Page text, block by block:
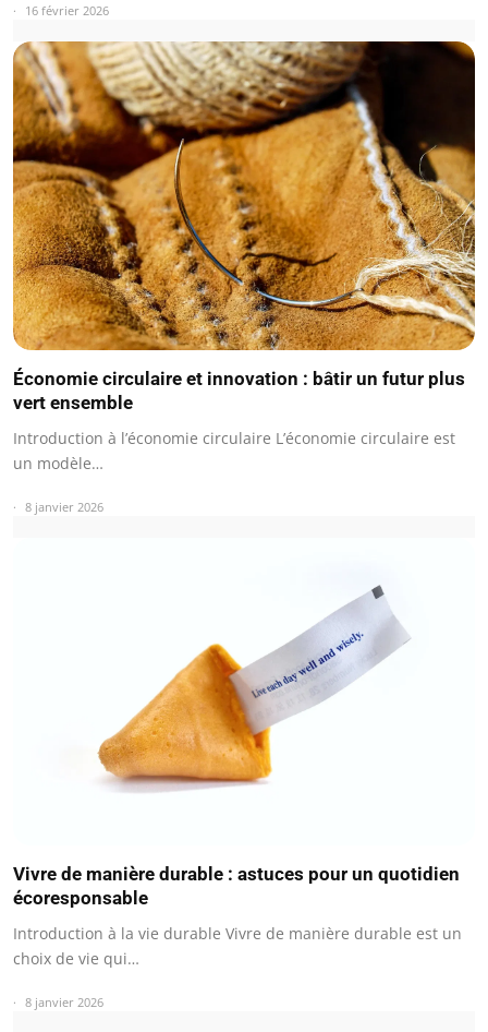
16 février 2026
Économie circulaire et innovation : bâtir un futur plus
vert ensemble
Introduction à l’économie circulaire L’économie circulaire est
un modèle…
8 janvier 2026
Vivre de manière durable : astuces pour un quotidien
écoresponsable
Introduction à la vie durable Vivre de manière durable est un
choix de vie qui…
8 janvier 2026